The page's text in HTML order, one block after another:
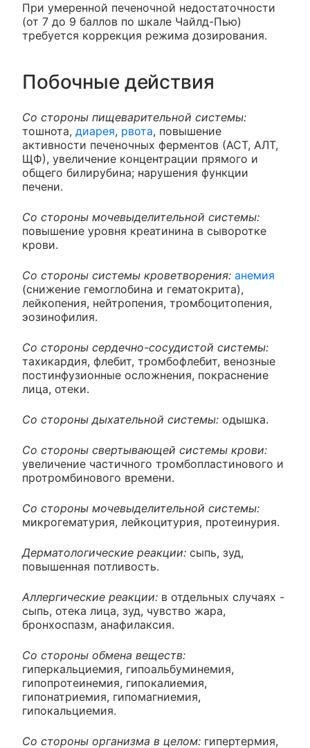
При умеренной печеночной недостаточности
(от 7 до 9 баллов по шкале Чайлд-Пью)
требуется коррекция режима дозирования.
Побочные действия
Со стороны пищеварительной системы:
тошнота, диарея, рвота, повышение
активности печеночных ферментов (АСТ, АЛТ,
ЩФ), увеличение концентрации прямого и
общего билирубина; нарушения функции
печени.
Со стороны мочевыделительной системы:
повышение уровня креатинина в сыворотке
крови.
Со стороны системы кроветворения: анемия
(снижение гемоглобина и гематокрита),
лейкопения, нейтропения, тромбоцитопения,
эозинофилия.
Со стороны сердечно-сосудистой системы:
тахикардия, флебит, тромбофлебит, венозные
постинфузионные осложнения, покраснение
лица, отеки.
Со стороны дыхательной системы: одышка.
Со стороны свертывающей системы крови:
увеличение частичного тромбопластинового и
протромбинового времени.
Со стороны мочевыделительной системы:
микрогематурия, лейкоцитурия, протеинурия.
Дерматологические реакции: сыпь, зуд,
повышенная потливость.
Аллергические реакции: в отдельных случаях -
сыпь, отека лица, зуд, чувство жара,
бронхоспазм, анафилаксия.
Со стороны обмена веществ:
гиперкальциемия, гипоальбуминемия,
гипопротеинемия, гипокалиемия,
гипонатриемия, гипомагниемия,
гипокальциемия.
Со стороны организма в целом: гипертермия,